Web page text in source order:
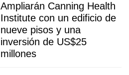
Ampliarán Canning Health
Institute con un edificio de
nueve pisos y una
inversión de US$25
millones